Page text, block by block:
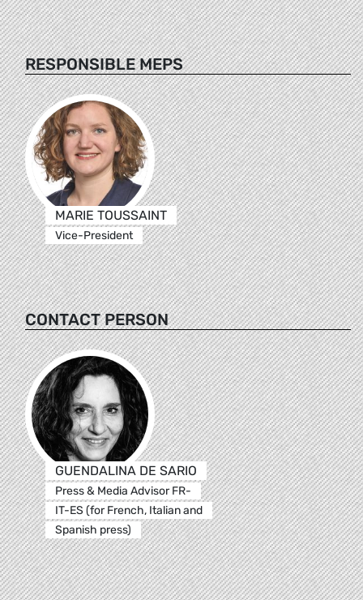
RESPONSIBLE MEPS
MARIE TOUSSAINT
Vice-President
CONTACT PERSON
GUENDALINA DE SARIO
Press & Media Advisor FR-
IT-ES (for French, Italian and
Spanish press)